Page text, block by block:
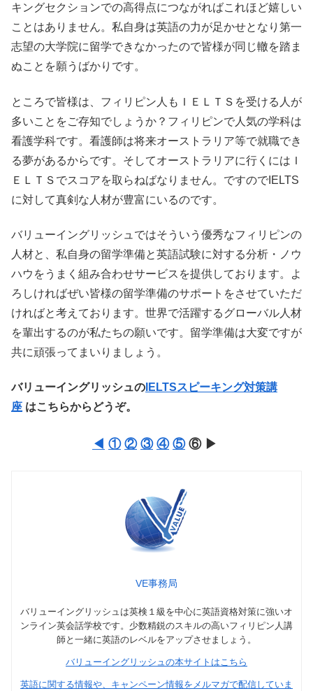
キングセクションでの高得点につながればこれほど嬉しい
ことはありません。私自身は英語の力が足かせとなり第一
志望の大学院に留学できなかったので皆様が同じ轍を踏ま
ぬことを願うばかりです。
ところで皆様は、フィリピン人もＩＥＬＴＳを受ける人が
多いことをご存知でしょうか？フィリピンで人気の学科は
看護学科です。看護師は将来オーストラリア等で就職でき
る夢があるからです。そしてオーストラリアに行くにはＩ
ＥＬＴＳでスコアを取らねばなりません。ですのでIELTS
に対して真剣な人材が豊富にいるのです。
バリューイングリッシュではそういう優秀なフィリピンの
人材と、私自身の留学準備と英語試験に対する分析・ノウ
ハウをうまく組み合わせサービスを提供しております。よ
ろしければぜい皆様の留学準備のサポートをさせていただ
ければと考えております。世界で活躍するグローバル人材
を輩出するのが私たちの願いです。留学準備は大変ですが
共に頑張ってまいりましょう。
バリューイングリッシュの IELTSスピーキング対策講
座 はこちらからどうぞ。
◀︎ ① ② ③ ④ ⑤⑥ ▶
VE事務局
バリューイングリッシュは英検１級を中心に英語資格対策に強いオ
ンライン英会話学校です。少数精鋭のスキルの高いフィリピン人講
師と一緒に英語のレベルをアップさせましょう。
バリューイングリッシュの本サイトはこちら
英語に関する情報や、キャンペーン情報をメルマガで配信していま